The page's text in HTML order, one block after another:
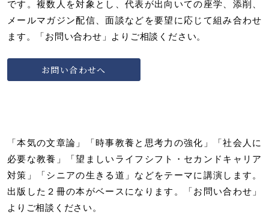
です。複数人を対象とし、代表が出向いての座学、添削、
メールマガジン配信、面談などを要望に応じて組み合わせ
ます。「お問い合わせ」よりご相談ください。
お問い合わせへ
「本気の文章論」「時事教養と思考力の強化」「社会人に
必要な教養」「望ましいライフシフト・セカンドキャリア
対策」「シニアの生きる道」などをテーマに講演します。
出版した２冊の本がベースになります。「お問い合わせ」
よりご相談ください。